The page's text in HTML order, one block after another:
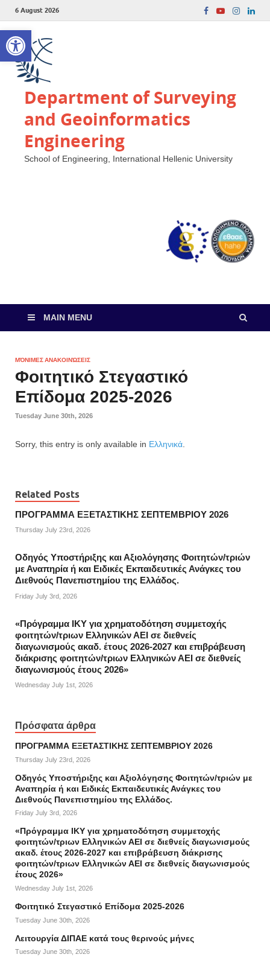
Open toolbar
6 August 2026
Department of Surveying
and Geoinformatics
Engineering
School of Engineering, International Hellenic University
MAIN MENU
ΜΌΝΙΜΕΣ ΑΝΑΚΟΙΝΏΣΕΙΣ
Φοιτητικό Στεγαστικό
Επίδομα 2025-2026
Tuesday June 30th, 2026
Sorry, this entry is only available in Ελληνικά
Related Posts
ΠΡΟΓΡΑΜΜΑ ΕΞΕΤΑΣΤΙΚΗΣ ΣΕΠΤΕΜΒΡΙΟΥ 2026
Thursday July 23rd, 2026
Οδηγός Υποστήριξης και Αξιολόγησης Φοιτητών/τριών
με Αναπηρία ή και Ειδικές Εκπαιδευτικές Ανάγκες του
Διεθνούς Πανεπιστημίου της Ελλάδος.
Friday July 3rd, 2026
«Πρόγραμμα ΙΚΥ για χρηματοδότηση συμμετοχής
φοιτητών/τριων Ελληνικών ΑΕΙ σε διεθνείς
διαγωνισμούς ακαδ. έτους 2026-2027 και επιβράβευση
διάκρισης φοιτητών/τριων Ελληνικών ΑΕΙ σε διεθνείς
διαγωνισμούς έτους 2026»
Wednesday July 1st, 2026
Πρόσφατα άρθρα
ΠΡΟΓΡΑΜΜΑ ΕΞΕΤΑΣΤΙΚΗΣ ΣΕΠΤΕΜΒΡΙΟΥ 2026
Thursday July 23rd, 2026
Οδηγός Υποστήριξης και Αξιολόγησης Φοιτητών/τριών με
Αναπηρία ή και Ειδικές Εκπαιδευτικές Ανάγκες του
Διεθνούς Πανεπιστημίου της Ελλάδος.
Friday July 3rd, 2026
«Πρόγραμμα ΙΚΥ για χρηματοδότηση συμμετοχής
φοιτητών/τριων Ελληνικών ΑΕΙ σε διεθνείς διαγωνισμούς
ακαδ. έτους 2026-2027 και επιβράβευση διάκρισης
φοιτητών/τριων Ελληνικών ΑΕΙ σε διεθνείς διαγωνισμούς
έτους 2026»
Wednesday July 1st, 2026
Φοιτητικό Στεγαστικό Επίδομα 2025-2026
Tuesday June 30th, 2026
Λειτουργία ΔΙΠΑΕ κατά τους θερινούς μήνες
Tuesday June 30th, 2026